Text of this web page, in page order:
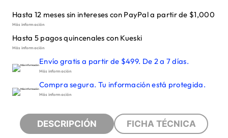
Hasta 12 meses sin intereses con PayPal a partir de $1,000
Más información
Hasta 5 pagos quincenales con Kueski
Más información
Envío gratis a partir de $499. De 2 a 7 días.
Más información
Compra segura. Tu información está protegida.
Más información
DESCRIPCIÓN FICHA TÉCNICA